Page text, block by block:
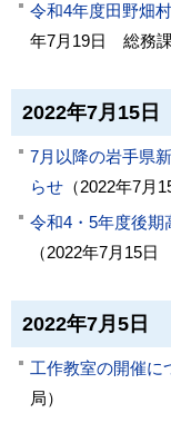
令和4年度田野畑
年7月19日
総務課
2022年7月15日
7月以降の岩手県
らせ （2022年7月
令和4・5年度後期
（2022年7月15日
2022年7月5日
工作教室の開催に
局）